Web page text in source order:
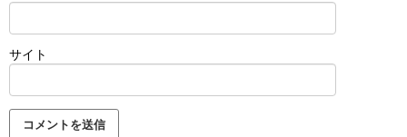
サイト